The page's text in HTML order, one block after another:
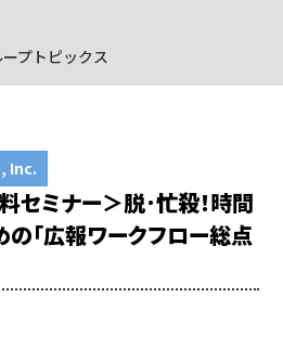
プトピックス
Inc.
セミナー＞脱･忙殺！時間
「広報ワークフロー総点